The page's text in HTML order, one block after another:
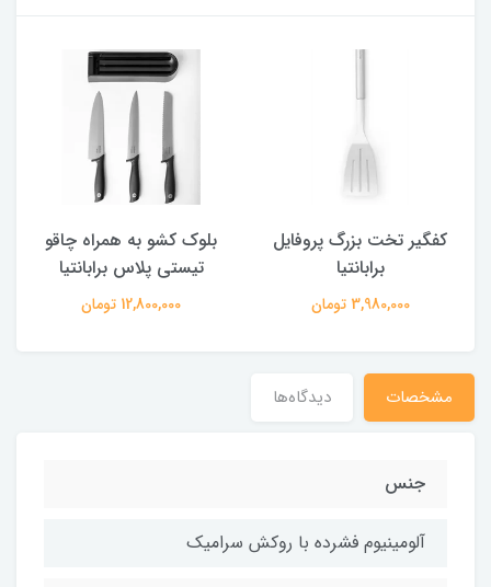
کفگیر تخت بزرگ پروفایل
برابانتیا
3,980,000 تومان
بلوک کشو به همراه چاقو
تیستی پلاس برابانتیا
12,800,000 تومان
مشخصات دیدگاه‌ها
جنس
آلومینیوم فشرده با روکش سرامیک